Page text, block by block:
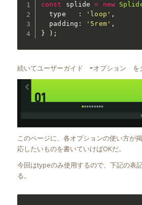
const splide = new
  type
: 'loop' ,
  padding
: '5rem' ,
}
) ;
続いてユーザーガイド ⇨オプション を
このページに、各オプションの使い方が
応したいものを書いていけばOKだ。
今回はtypeのみ使用するので、下記の表
る。